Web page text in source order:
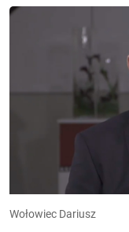
Wołowiec Dariusz